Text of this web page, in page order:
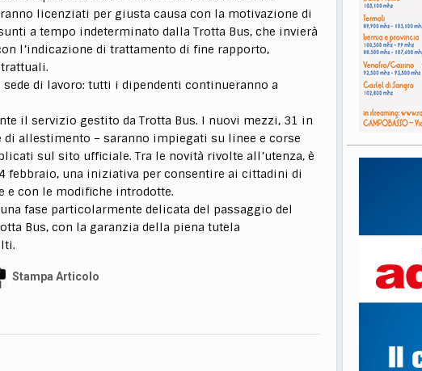
licenziati per giusta causa con la motivazione di
a tempo indeterminato dalla Trotta Bus, che invierà
l’indicazione di trattamento di fine rapporto,
di lavoro: tutti i dipendenti continueranno a
il servizio gestito da Trotta Bus. I nuovi mezzi, 31 in
allestimento – saranno impiegati su linee e corse
sul sito ufficiale. Tra le novità rivolte all’utenza, è
febbraio, una iniziativa per consentire ai cittadini di
e con le modifiche introdotte.
fase particolarmente delicata del passaggio del
Bus, con la garanzia della piena tutela
Stampa Articolo